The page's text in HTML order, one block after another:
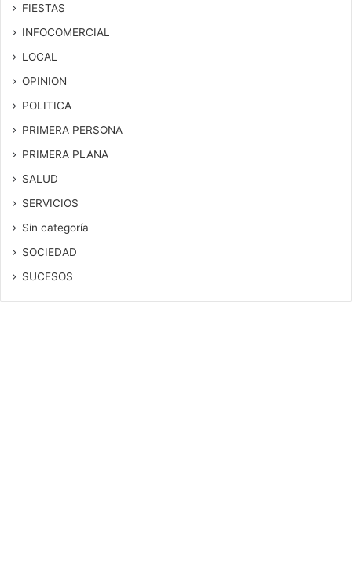
FIESTAS
INFOCOMERCIAL
LOCAL
OPINION
POLITICA
PRIMERA PERSONA
PRIMERA PLANA
SALUD
SERVICIOS
Sin categoría
SOCIEDAD
SUCESOS